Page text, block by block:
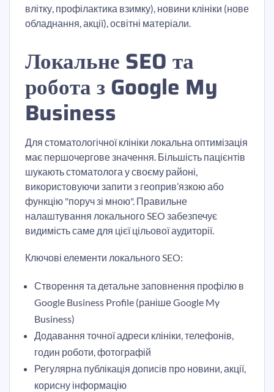
влітку, профілактика взимку), новини клініки (нове
обладнання, акції), освітні матеріали.
Локальне SEO та
робота з Google My
Business
Для стоматологічної клініки локальна оптимізація
має першочергове значення. Більшість пацієнтів
шукають стоматолога у своєму районі,
використовуючи запити з геоприв’язкою або
функцію "поруч зі мною". Правильне
налаштування локального SEO забезпечує
видимість саме для цієї цільової аудиторії.
Ключові елементи локального SEO:
Створення та детальне заповнення профілю в
Google Business Profile (раніше Google My
Business)
Додавання точної адреси клініки, телефонів,
годин роботи, фотографій
Регулярна публікація дописів про новини, акції,
корисну інформацію